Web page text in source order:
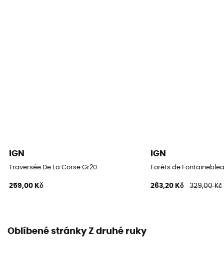
IGN
Traversée De La Corse Gr20
259,00 Kč
IGN
Forêts de
263,20 Kč 329,00 Kč
Oblíbené stránky Z druhé ruky